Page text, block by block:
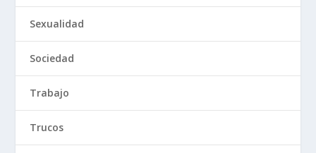
Sexualidad
Sociedad
Trabajo
Trucos